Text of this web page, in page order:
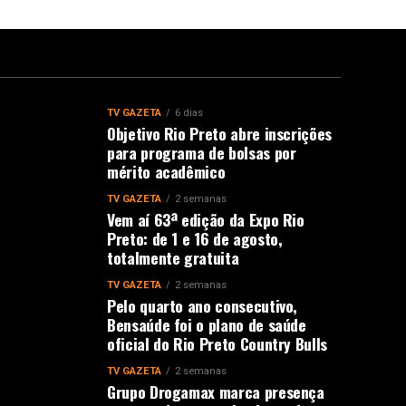
TV GAZETA 6 dias
Objetivo Rio Preto abre inscrições
para programa de bolsas por
mérito acadêmico
TV GAZETA 2 semanas
Vem aí 63ª edição da Expo Rio
Preto: de 1 e 16 de agosto,
totalmente gratuita
TV GAZETA 2 semanas
Pelo quarto ano consecutivo,
Bensaúde foi o plano de saúde
oficial do Rio Preto Country Bulls
TV GAZETA 2 semanas
Grupo Drogamax marca presença